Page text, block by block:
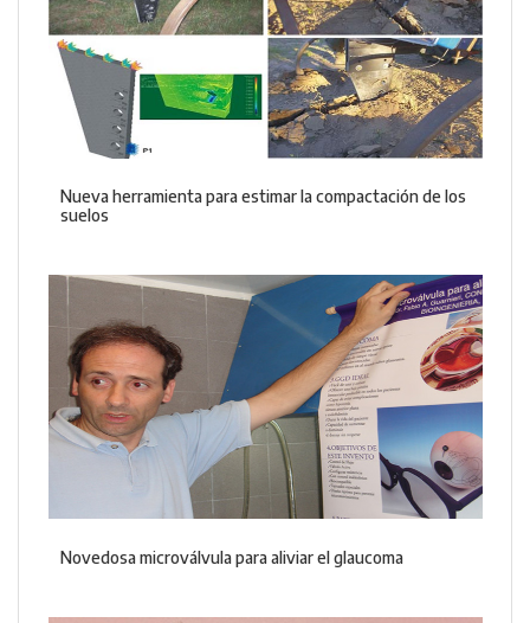
Nueva herramienta para estimar la compactación de los
suelos
Novedosa microválvula para aliviar el glaucoma